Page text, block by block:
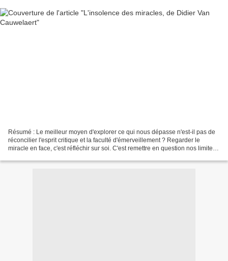
Résumé : Le meilleur moyen d'explorer ce qui nous dépasse n'est-il pas de
réconcilier l'esprit critique et la faculté d'émerveillement ? Regarder le
miracle en face, c'est réfléchir sur soi. C'est remettre en question nos limites.